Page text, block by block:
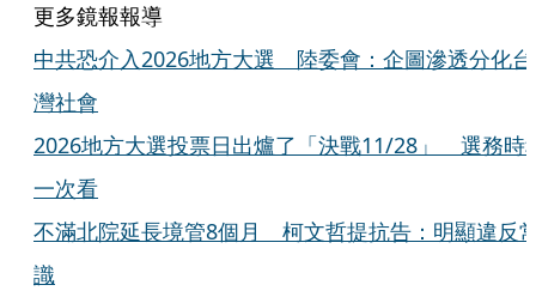
更多鏡報報導
中共恐介入2026地方大選 陸委會：企圖滲透分化台
灣社會
2026地方大選投票日出爐了「決戰11/28」 選務時
一次看
不滿北院延長境管8個月 柯文哲提抗告：明顯違反
識